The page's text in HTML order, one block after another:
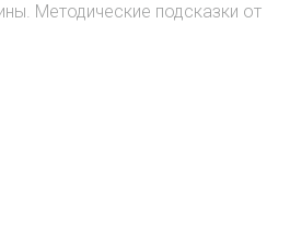
Методические подсказки от